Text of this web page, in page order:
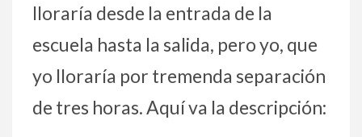
lloraría desde la entrada de la
escuela hasta la salida, pero yo, que
yo lloraría por tremenda separación
de tres horas. Aquí va la descripción: